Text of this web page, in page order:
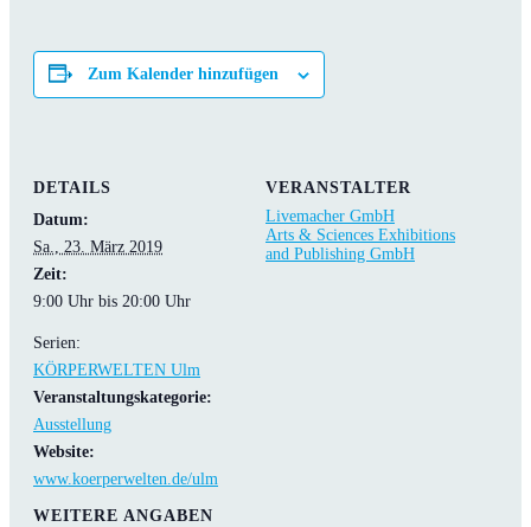
Zum Kalender hinzufügen
DETAILS
Datum:
Sa., 23. März 2019
Zeit:
9:00 Uhr bis 20:00 Uhr
Serien:
KÖRPERWELTEN Ulm
Veranstaltungskategorie:
Ausstellung
Website:
www.koerperwelten.de/ulm
VERANSTALTER
Livemacher GmbH
Arts & Sciences Exhibitions
and Publishing GmbH
WEITERE ANGABEN